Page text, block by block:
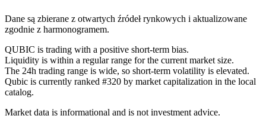
Dane są zbierane z otwartych źródeł rynkowych i aktualizowane
zgodnie z harmonogramem.
QUBIC is trading with a positive short-term bias.
Liquidity is within a regular range for the current market size.
The 24h trading range is wide, so short-term volatility is elevated.
Qubic is currently ranked #320 by market capitalization in the local
catalog.
Market data is informational and is not investment advice.